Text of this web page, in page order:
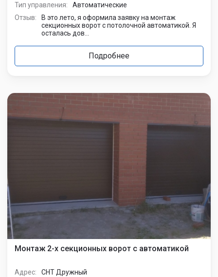
Тип управления:
Автоматические
Отзыв:
В это лето, я оформила заявку на монтаж
секционных ворот с потолочной автоматикой. Я
осталась дов...
Подробнее
Монтаж 2-х секционных ворот с автоматикой
Адрес:
СНТ Дружный